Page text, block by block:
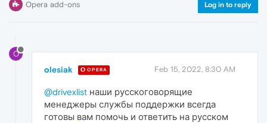
Opera add-ons Log in to reply
O
olesiak OPERA Feb 15, 2022, 8:30 AM
@drivexlist наши русскоговорящие
менеджеры службы поддержки всегда
готовы вам помочь и ответить на русском